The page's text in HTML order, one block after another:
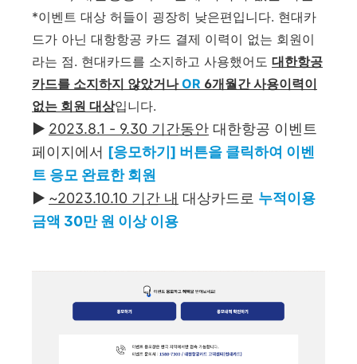
*이벤트 대상 허들이 굉장히 낮은편입니다. 현대카
드가 아닌 대항항공 카드 결제 이력이 없는 회원이
라는 점. 현대카드를 소지하고 사용했어도 대한항공
카드를 소지하지 않았거나OR 6개월간 사용이력이
없는 회원 대상입니다.
▶ 2023.8.1 - 9.30 기간동안 대한항공 이벤트
페이지에서 [응모하기] 버튼을 클릭하여 이벤
트 응모 완료한 회원
▶ ~2023.10.10 기간 내 대상카드로 누적이용
금액 30만 원 이상 이용